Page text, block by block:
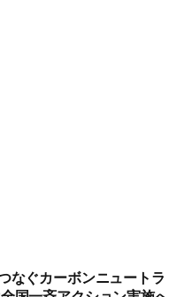
なぐカーボンニュートラ